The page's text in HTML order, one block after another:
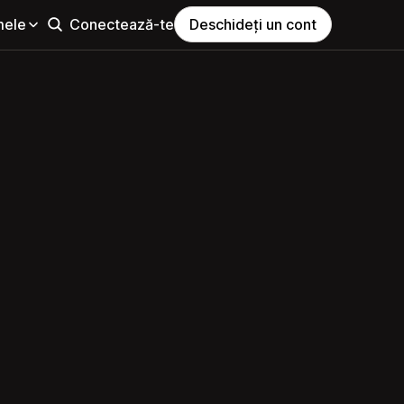
Conectează-te Deschideți un cont